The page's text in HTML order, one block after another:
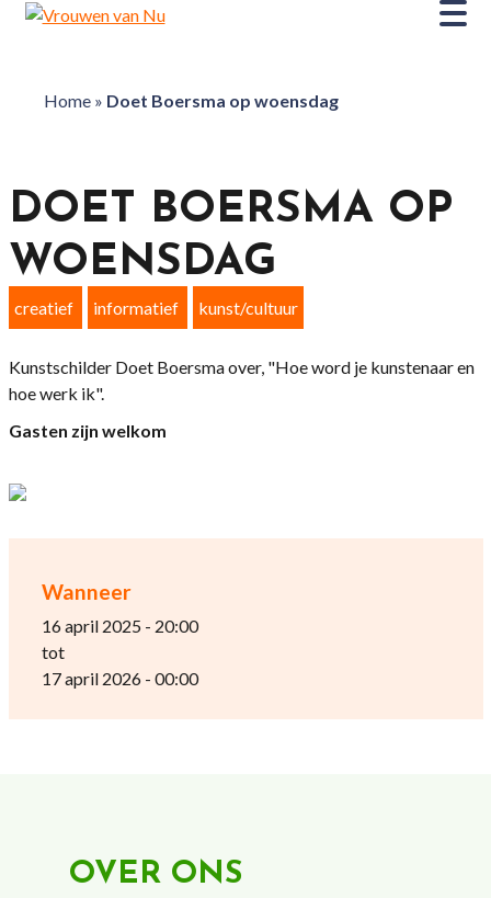
Home» Doet Boersma op woensdag
Wanneer
16 april 2025 - 20:00
tot
17 april 2026 - 00:00
DOET BOERSMA OP
WOENSDAG
creatief informatief kunst/cultuur
Kunstschilder Doet Boersma over, "Hoe word je kunstenaar en
hoe werk ik".
Gasten zijn welkom
OVER ONS